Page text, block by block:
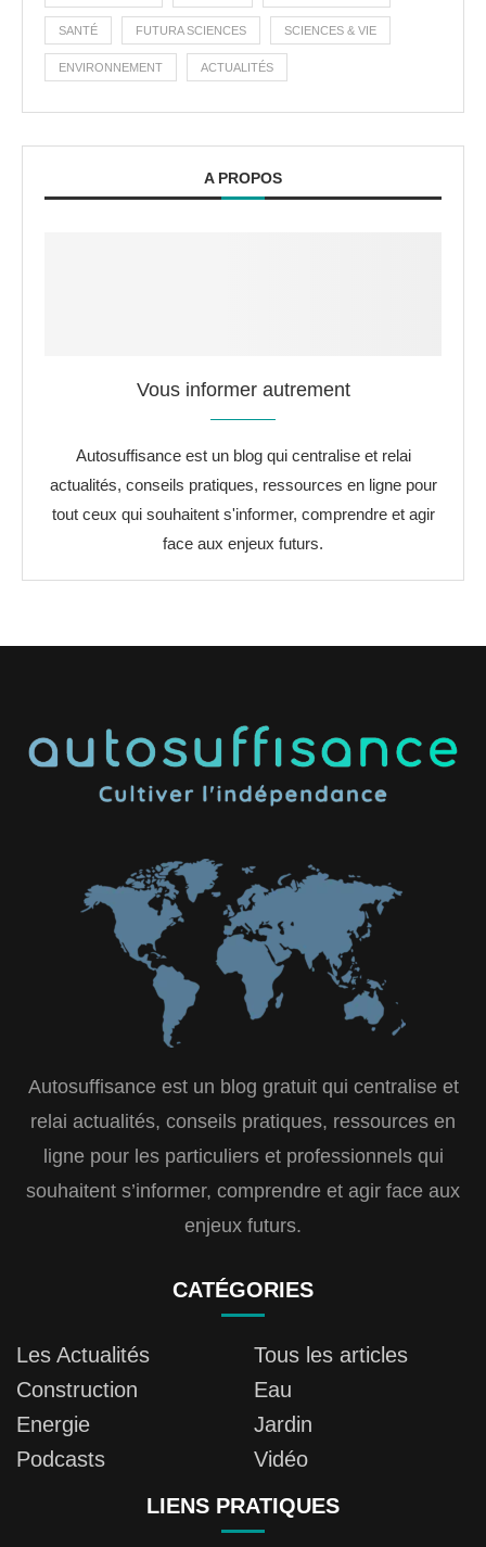
SANTÉ FUTURA SCIENCES SCIENCES & VIE
ENVIRONNEMENT ACTUALITÉS
A PROPOS
Vous informer autrement
Autosuffisance est un blog qui centralise et relai
actualités, conseils pratiques, ressources en ligne pour
tout ceux qui souhaitent s'informer, comprendre et agir
face aux enjeux futurs.
Autosuffisance est un blog gratuit qui centralise et
relai actualités, conseils pratiques, ressources en
ligne pour les particuliers et professionnels qui
souhaitent s’informer, comprendre et agir face aux
enjeux futurs.
CATÉGORIES
Les Actualités
Tous les articles
Construction
Eau
Energie
Jardin
Podcasts
Vidéo
LIENS PRATIQUES